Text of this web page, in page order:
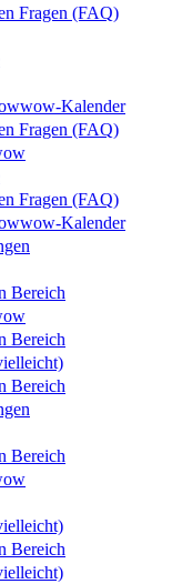
Fragen (FAQ)
Kalender
Fragen (FAQ)
Fragen (FAQ)
Kalender
Bereich
Bereich
Bereich
Bereich
Bereich